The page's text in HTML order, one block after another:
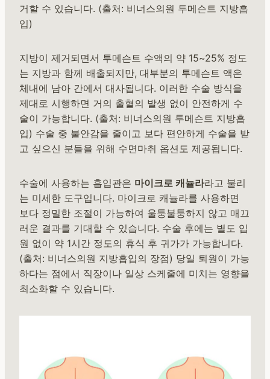
거할 수 있습니다. (출처: 비너스의원 투메슨트 지방흡
입)
지방이 제거되면서 투메슨트 수액의 약 15~25% 정도
는 지방과 함께 배출되지만, 대부분의 투메슨트 액은
체내에 남아 간에서 대사됩니다. 이러한 수술 방식을
제대로 시행하면 거의 출혈의 발생 없이 안전하게 수
술이 가능합니다. (출처: 비너스의원 투메슨트 지방흡
입) 수술 중 불안감을 줄이고 보다 편안하게 수술을 받
고 싶으신 분들을 위해 수면마취 옵션도 제공됩니다.
수술에 사용하는 흡입관은 마이크로 캐뉼라라고 불리
는 미세한 도구입니다. 마이크로 캐뉼라를 사용하면
보다 정밀한 조절이 가능하여 울퉁불퉁하지 않고 매끄
러운 결과를 기대할 수 있습니다. 수술 후에는 별도 입
원 없이 약 1시간 정도의 휴식 후 귀가가 가능합니다.
(출처: 비너스의원 지방흡입의 장점) 당일 퇴원이 가능
하다는 점에서 직장이나 일상 스케줄에 미치는 영향을
최소화할 수 있습니다.